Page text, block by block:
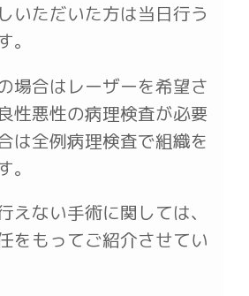
いただいた方は当日行う
場合はレーザーを希望さ
性悪性の病理検査が必要
は全例病理検査で組織を
えない手術に関しては、
をもってご紹介させてい